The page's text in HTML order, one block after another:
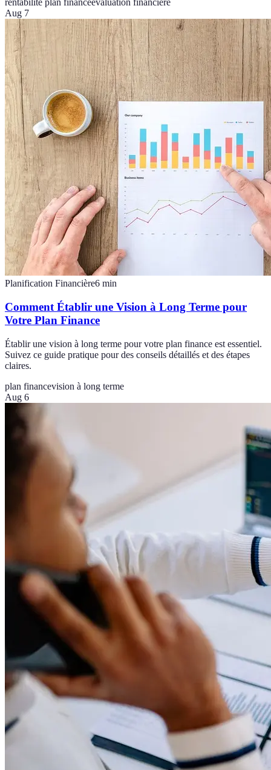
rentabilité plan financeévaluation financière
Aug 7
Planification Financière6 min
Comment Établir une Vision à Long Terme pour
Votre Plan Finance
Établir une vision à long terme pour votre plan finance est essentiel.
Suivez ce guide pratique pour des conseils détaillés et des étapes
claires.
plan financevision à long terme
Aug 6